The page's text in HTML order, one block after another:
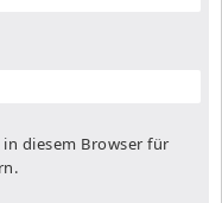
diesem Browser für